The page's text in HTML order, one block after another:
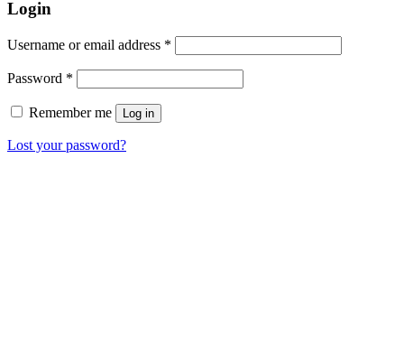
Login
Username or email address *
Password *
Remember me Log in
Lost your password?